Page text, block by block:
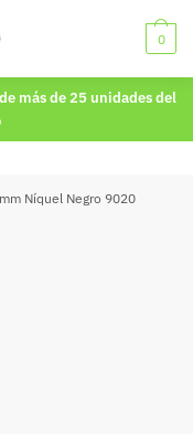
0
más de 25 unidades del
Níquel Negro 9020